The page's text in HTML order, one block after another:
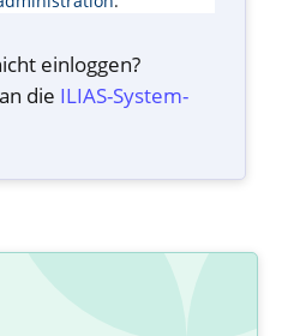
einloggen?
die ILIAS-System­